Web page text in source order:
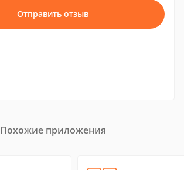
Отправить отзыв
Похожие приложения